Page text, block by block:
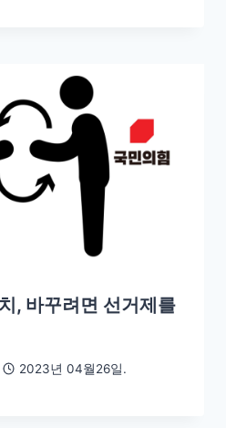
, 바꾸려면 선거제를
2023년 04월26일.